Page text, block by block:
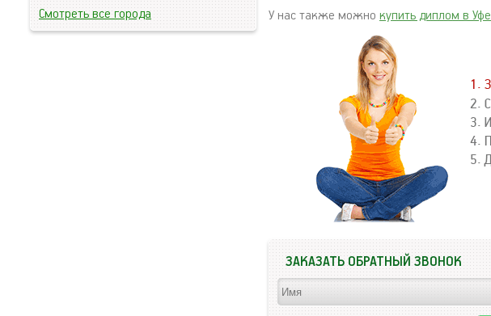
У нас также можно купить диплом в Уфе
ЗАКАЗАТЬ ОБРАТНЫЙ ЗВОНОК
Смотреть все города